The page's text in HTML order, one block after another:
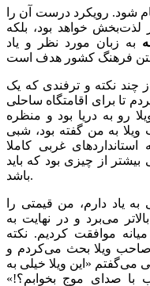
شود. رویکرد درست آن را
لذت‌بخش خواهد بود، بلکه
به زبان مورد نظر و یاد
چند نکته و ترفندی که یک
تا برای اقامتگاه ساحلی
رو به دریا بود و منظره
به من گفته بود، شبی
استانداردهای غربی کاملا
از چیزی بود که باید
باشد.
به یاد دارم،‌ من قیمتی را
می‌برد و در نهایت به
موافقت کردیم. نکته
صاحب ویلا بحث می‌کردم و
می‌گفتم «این ویلا خیلی به
با صدای موج بخوابم؟!»